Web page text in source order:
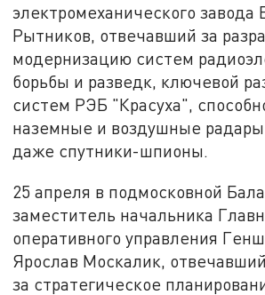
электромеханического завода
Рытников, отвечавший за
модернизацию систем
борьбы и разведк, ключевой
систем РЭБ "Красуха",
наземные и воздушные
даже спутники-шпионы.
25 апреля в подмосковной
заместитель начальника
оперативного управления
Ярослав Москалик,
за стратегическое